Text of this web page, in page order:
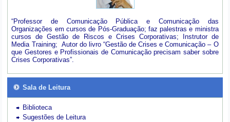
“Professor de Comunicação Pública e Comunicação das
Organizações em cursos de Pós-Graduação; faz palestras e ministra
cursos de Gestão de Riscos e Crises Corporativas; Instrutor de
Media Training; Autor do livro “Gestão de Crises e Comunicação – O
que Gestores e Profissionais de Comunicação precisam saber sobre
Crises Corporativas”.
Sala de Leitura
Biblioteca
Sugestões de Leitura